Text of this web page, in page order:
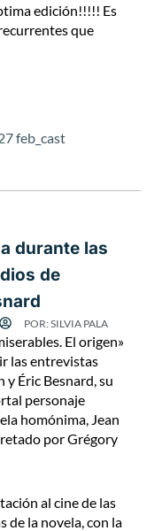
edición!!!!! Es
que
feb_cast
durante las
de
POR:SILVIA PALA
El origen»
las entrevistas
Éric Besnard, su
personaje
homónima, Jean
por Grégory
al cine de las
de la novela, con la